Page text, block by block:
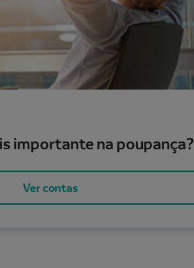
importante na poupança?
Ver contas